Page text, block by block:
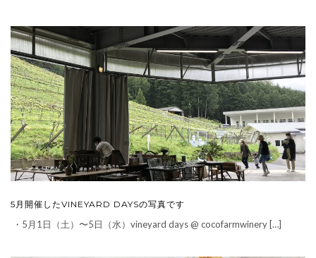
5月開催したVINEYARD DAYSの写真です
・5月1日（土）〜5日（水）vineyard days @ cocofarmwinery […]